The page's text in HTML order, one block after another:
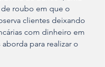
roubo em que o
clientes deixando
com dinheiro em
para realizar o